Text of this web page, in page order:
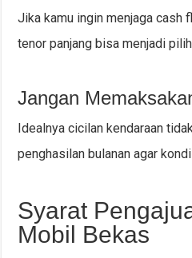
Jika kamu ingin menjaga cash
tenor panjang bisa menjadi
Jangan
Idealnya cicilan kendaraan
penghasilan bulanan agar
Syarat
Mobil Bekas